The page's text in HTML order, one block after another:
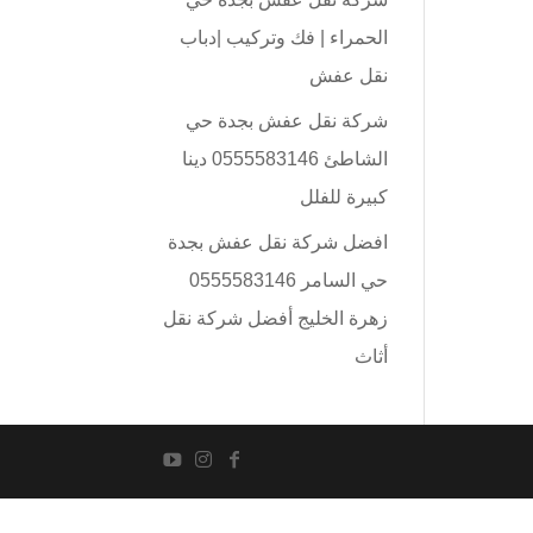
الحمراء | فك وتركيب |دباب
نقل عفش
شركة نقل عفش بجدة حي
الشاطئ 0555583146 دينا
كبيرة للفلل
افضل شركة نقل عفش بجدة
حي السامر 0555583146
زهرة الخليج أفضل شركة نقل
أثاث